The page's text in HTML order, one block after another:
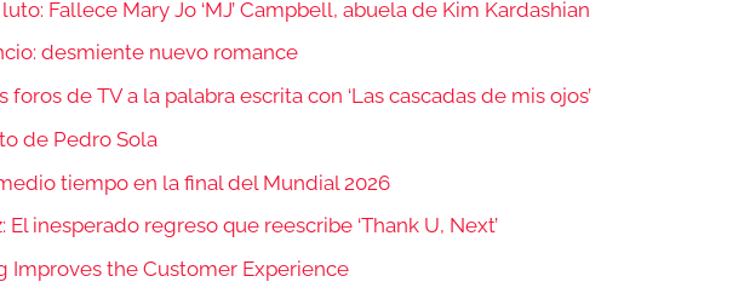
Fallece Mary Jo ‘MJ’ Campbell, abuela de Kim Kardashian
desmiente nuevo romance
foros de TV a la palabra escrita con ‘Las cascadas de mis ojos’
de Pedro Sola
tiempo en la final del Mundial 2026
El inesperado regreso que reescribe ‘Thank U, Next’
Improves the Customer Experience